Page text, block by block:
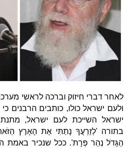
לאחר דברי חיזוק וברכה לראשי
ולעם ישראל כולו, כותבים הרבנים
ישראל השייכת לעם ישראל,
בתורה 'לְזַרְעֲךָ נָתַתִּי אֶת הָאָרֶץ
הַגָּדֹל נְהַר פְּרָת'. ככל שנכיר באמת